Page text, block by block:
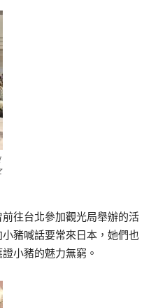
往台北參加觀光局舉辦的活
豬喊話要常來日本，她們也
小豬的魅力無窮。